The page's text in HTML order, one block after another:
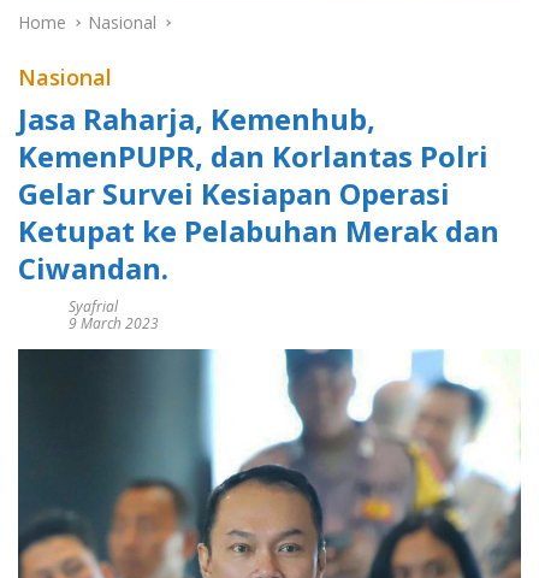
Home Nasional
Nasional
Jasa Raharja, Kemenhub,
KemenPUPR, dan Korlantas Polri
Gelar Survei Kesiapan Operasi
Ketupat ke Pelabuhan Merak dan
Ciwandan.
Syafrial
9 March 2023